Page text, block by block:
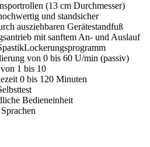
(13 cm Durchmesser)
und standsicher
ausziehbaren Gerätestandfuß
mit sanftem An- und Auslauf
von 0 bis 60 U/min (passiv)
1 bis 10
0 bis 120 Minuten
Bedieneinheit